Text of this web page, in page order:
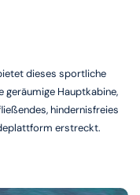
dieses sportliche
geräumige Hauptkabine,
hindernisfreies
erstreckt.